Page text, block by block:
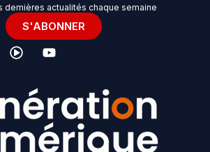
dernières actualités chaque semaine
S'ABONNER